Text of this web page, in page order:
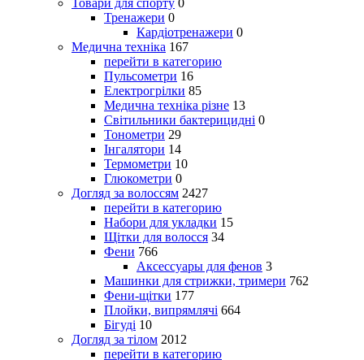
Товари для спорту 0
Тренажери 0
Кардіотренажери 0
Медична техніка 167
перейти в категорию
Пульсометри 16
Електрогрілки 85
Медична техніка різне 13
Світильники бактерицидні 0
Тонометри 29
Інгалятори 14
Термометри 10
Глюкометри 0
Догляд за волоссям 2427
перейти в категорию
Набори для укладки 15
Щітки для волосся 34
Фени 766
Аксессуары для фенов 3
Машинки для стрижки, тримери 762
Фени-щітки 177
Плойки, випрямлячі 664
Бігуді 10
Догляд за тілом 2012
перейти в категорию